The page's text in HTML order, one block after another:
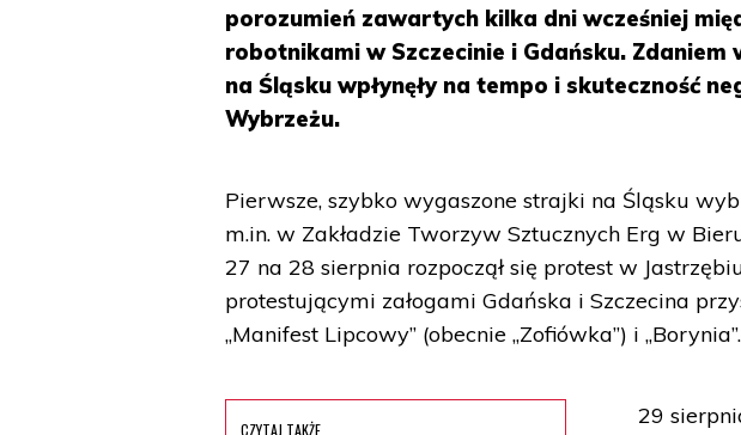
porozumień zawartych kilka dni wcześniej
robotnikami w Szczecinie i Gdańsku.
na Śląsku wpłynęły na tempo i skuteczność
Wybrzeżu.
Pierwsze, szybko wygaszone strajki na Śląsku
m.in. w Zakładzie Tworzyw Sztucznych Erg w
27 na 28 sierpnia rozpoczął się protest w
protestującymi załogami Gdańska i Szczecina
„Manifest Lipcowy” (obecnie „Zofiówka”) i „Borynia”.
CZYTAJ TAKŻE
29